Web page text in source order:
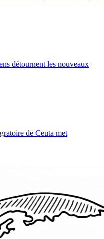
détournent les nouveaux
de Ceuta met